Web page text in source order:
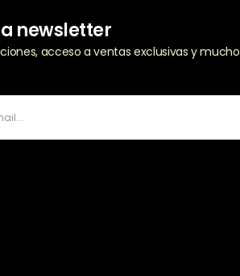
newsletter
acceso a ventas exclusivas y mucho